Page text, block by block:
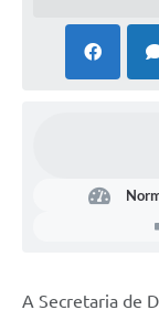
A Secretaria de